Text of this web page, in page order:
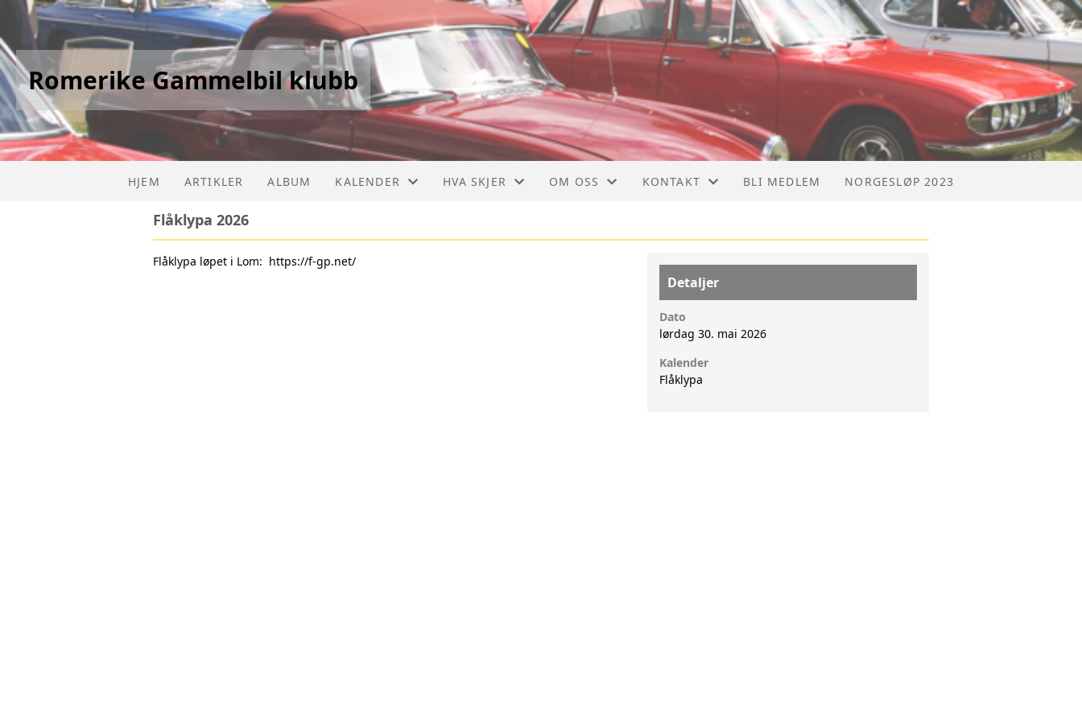
Romerike Gammelbil klubb
HJEM ARTIKLER ALBUM KALENDER
LISTE
HVA SKJER OM OSS KONTAKT
STYRET
BLI MEDLEM NORGESLØP 2023
Flåklypa 2026
Flåklypa løpet i Lom: https://f-gp.net/
Detaljer
Dato
lørdag 30. mai 2026
Kalender
Flåklypa